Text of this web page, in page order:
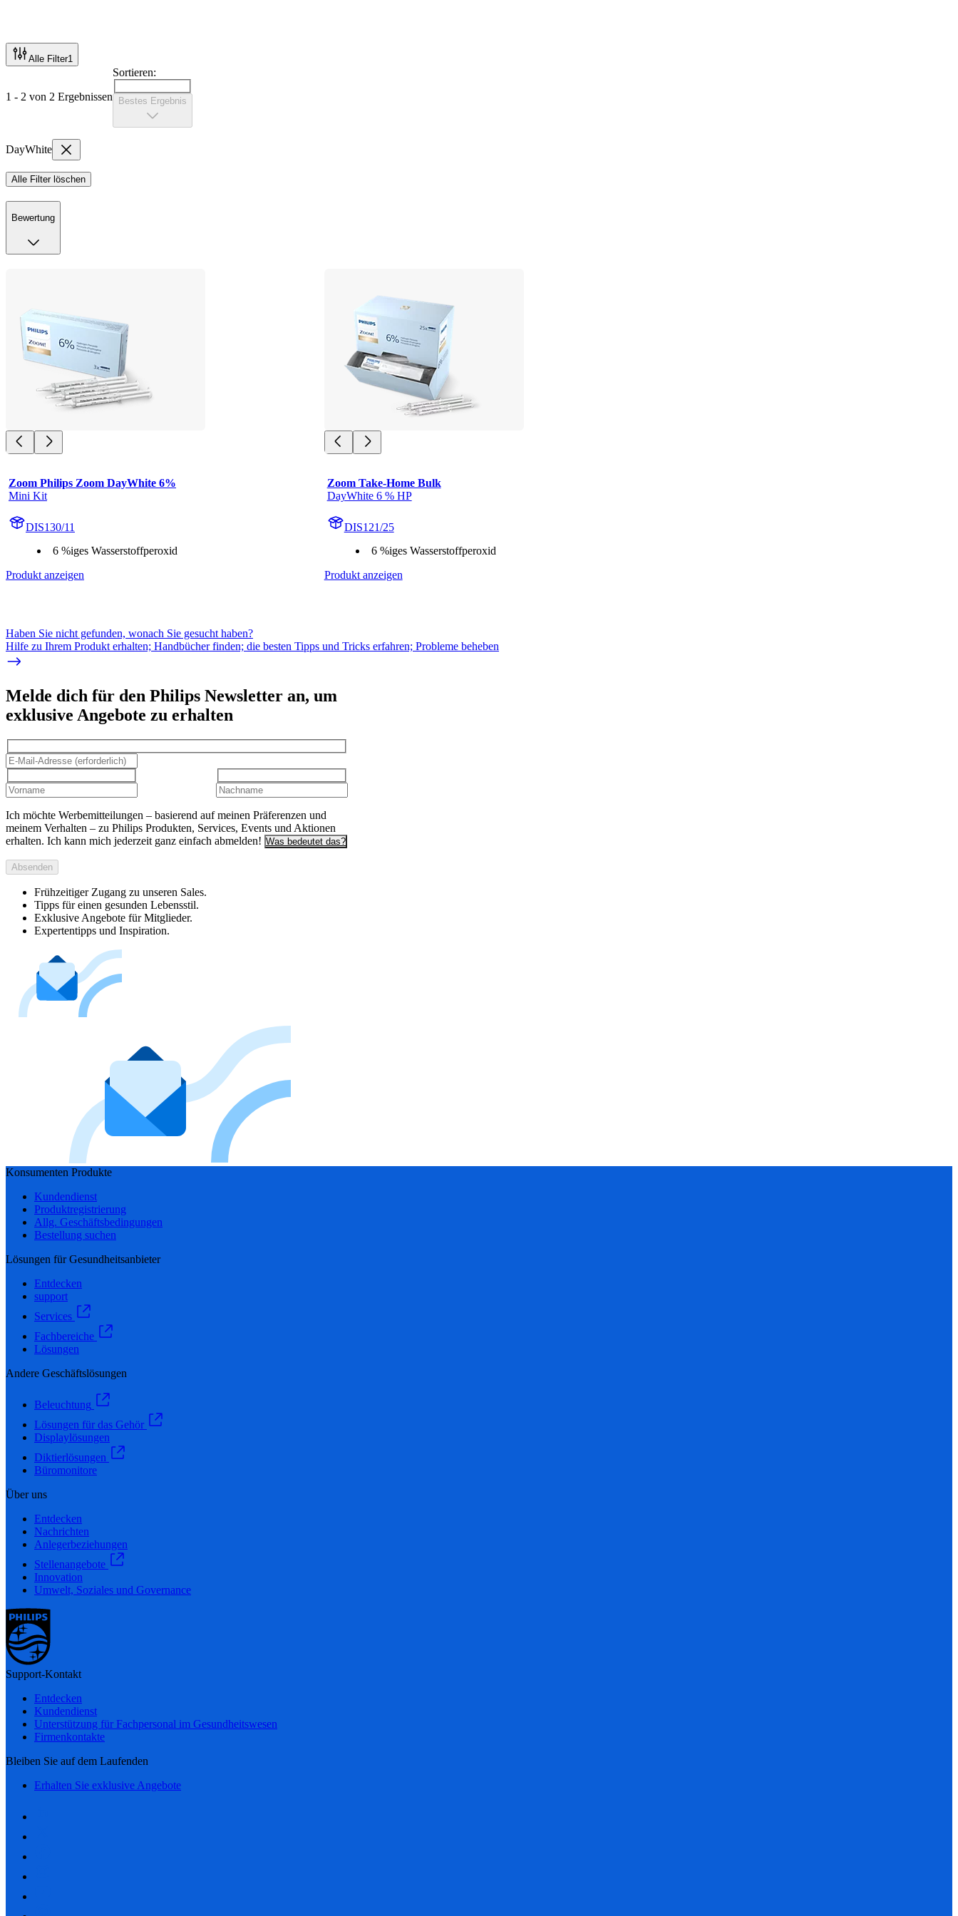
Alle Filter1
1 - 2 von 2 Ergebnissen
Sortieren:
Bestes Ergebnis
DayWhite
Alle Filter löschen
Bewertung
Zoom Philips Zoom DayWhite 6%
Mini Kit
DIS130/11
6 %iges Wasserstoffperoxid
Produkt anzeigen
Zoom Take-Home Bulk
DayWhite 6 % HP
DIS121/25
6 %iges Wasserstoffperoxid
Produkt anzeigen
Haben Sie nicht gefunden, wonach Sie gesucht haben?
Hilfe zu Ihrem Produkt erhalten; Handbücher finden; die besten Tipps und Tricks erfahren; Probleme beheben
Melde dich für den Philips Newsletter an, um
exklusive Angebote zu erhalten
Ich möchte Werbemitteilungen – basierend auf meinen Präferenzen und
meinem Verhalten – zu Philips Produkten, Services, Events und Aktionen
erhalten. Ich kann mich jederzeit ganz einfach abmelden! Was bedeutet das?
Absenden
Frühzeitiger Zugang zu unseren Sales.
Tipps für einen gesunden Lebensstil.
Exklusive Angebote für Mitglieder.
Expertentipps und Inspiration.
Konsumenten Produkte
Kundendienst
Produktregistrierung
Allg. Geschäftsbedingungen
Bestellung suchen
Lösungen für Gesundheitsanbieter
Entdecken
support
Services
Fachbereiche
Lösungen
Andere Geschäftslösungen
Beleuchtung
Lösungen für das Gehör
Displaylösungen
Diktierlösungen
Büromonitore
Über uns
Entdecken
Nachrichten
Anlegerbeziehungen
Stellenangebote
Innovation
Umwelt, Soziales und Governance
Support-Kontakt
Entdecken
Kundendienst
Unterstützung für Fachpersonal im Gesundheitswesen
Firmenkontakte
Bleiben Sie auf dem Laufenden
Erhalten Sie exklusive Angebote